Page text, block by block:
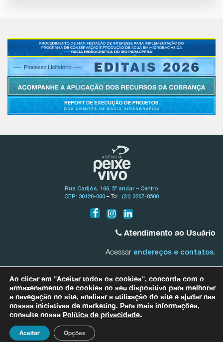
Rua Carijós, 166, 5º andar – Centro
CEP: 30120-060 – Tel.: (31) 3207-8500
Atendimento ao Usuário
Acessar endereços e contatos.
0800.031.1607
Bacias Afluentes Mineiras do Rio São Francisco0800.031.1608
Para quaisquer informações relacionadas a dados pessoais entre em
contato com nosso Encarregado de Proteção de Dados (DPO) por meio
Ao clicar em "Aceitar todos os cookies", concorda com o
armazenamento de cookies no seu dispositivo para melhorar
a navegação no site, analisar a utilização do site e ajudar nas
nossas iniciativas de marketing. Para mais informações,
consulte nossa Política de privacidade.
Aceitar Opções